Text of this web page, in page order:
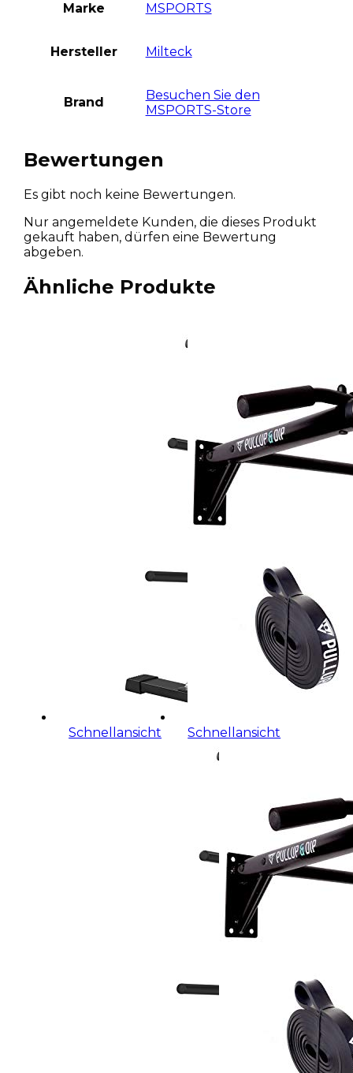
Marke MSPORTS
Hersteller Milteck
Brand
Besuchen Sie den
MSPORTS-Store
Bewertungen
Es gibt noch keine Bewertungen.
Nur angemeldete Kunden, die dieses Produkt
gekauft haben, dürfen eine Bewertung
abgeben.
Ähnliche Produkte
Schnellansicht Schnellansicht